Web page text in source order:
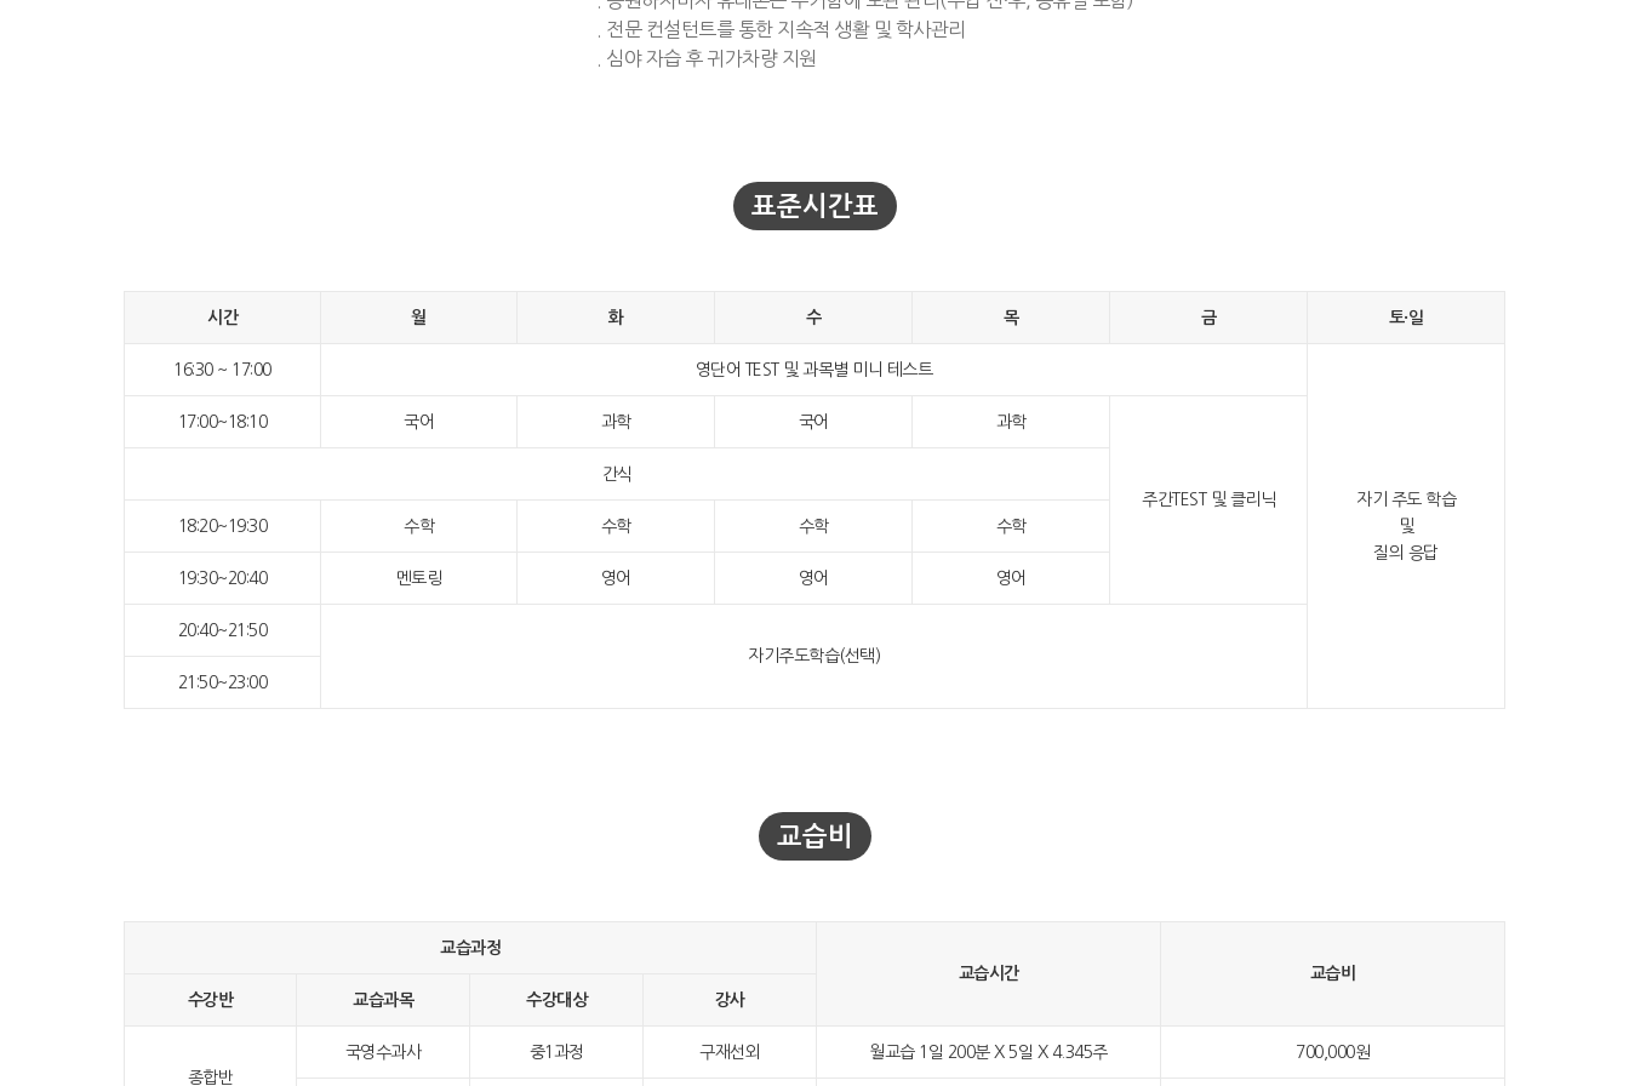
. 전문 컨설턴트를 통한 지속적 생활 및 학사관리
. 심야 자습 후 귀가차량 지원
표준시간표
시간 월 화 수 목 금 토·일
16:30 ~ 17:00 영단어 TEST 및 과목별 미니 테스트
자기 주도 학습
및
질의 응답
17:00~18:10 국어 과학 국어 과학
주간TEST 및 클리닉
간식
18:20~19:30 수학 수학 수학 수학
19:30~20:40 멘토링 영어 영어 영어
20:40~21:50
자기주도학습(선택)
21:50~23:00
교습비
교습과정
교습시간
교습비
수강반
교습과목 수강대상 강사
종합반
국영수과사 중1과정 구재선외 월교습 1일 200분 X 5일 X 4.345주 700,000원